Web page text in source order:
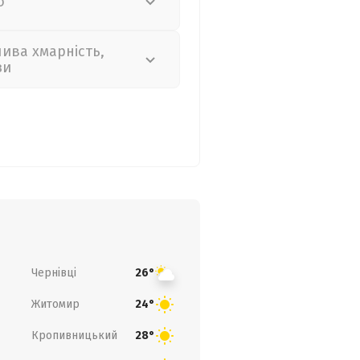
хмарність,
Чернівці 26°
Житомир 24°
Кропивницький 28°